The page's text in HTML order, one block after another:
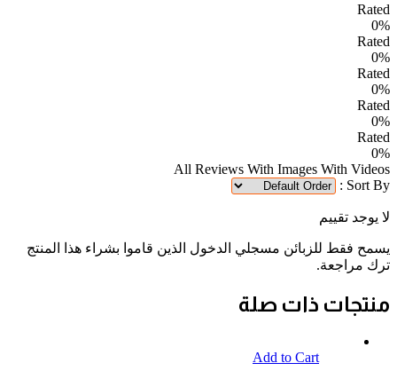
Rated
0%
Rated
0%
Rated
0%
Rated
0%
Rated
0%
All Reviews With Images With Videos
Sort By :
لا يوجد تقييم
يسمح فقط للزبائن مسجلي الدخول الذين قاموا بشراء هذا المنتج
ترك مراجعة.
منتجات ذات صلة
Add to Cart